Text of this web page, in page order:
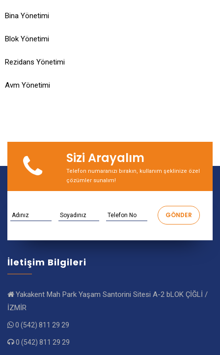
Bina Yönetimi
Blok Yönetimi
Rezidans Yönetimi
Avm Yönetimi
Sizi Arayalım
Telefon numaranızı bırakın, kullanım şeklinize özel
çözümler sunalım!
İletişim Bilgileri
Yakakent Mah Park Yaşam Santorini Sitesi A-2 bLOK ÇİĞLİ /
İZMİR
0 (542) 811 29 29
0 (542) 811 29 29